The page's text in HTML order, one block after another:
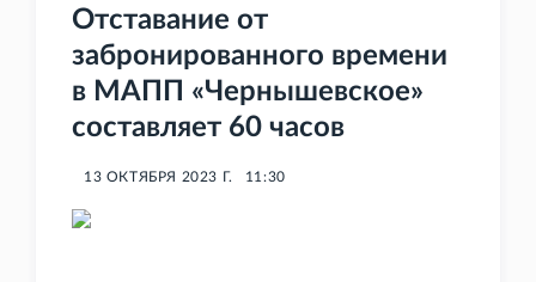
Отставание от
забронированного времени
в МАПП «Чернышевское»
составляет 60 часов
13 ОКТЯБРЯ 2023 Г. 11:30